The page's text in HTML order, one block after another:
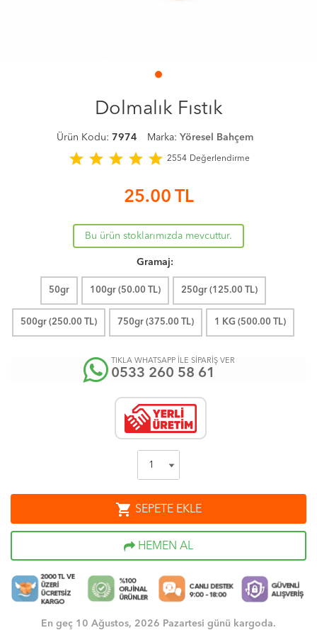
Dolmalık Fıstık
Ürün Kodu: 7974 Marka: Yöresel Bahçem
star star star star star 2554 Değerlendirme
25.00 TL
Bu ürün stoklarımızda mevcuttur.
Gramaj:
50gr 100gr (50.00 TL) 250gr (125.00 TL)
500gr (250.00 TL) 750gr (375.00 TL) 1 KG (500.00 TL)
TIKLA WHATSAPP İLE SİPARİŞ VER
0533 260 58 61
shopping_cart SEPETE EKLE
HEMEN AL
En geç 10 Ağustos, 2026 Pazartesi günü kargoda.